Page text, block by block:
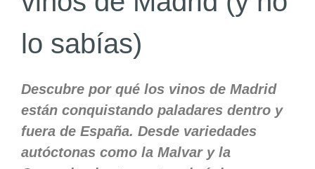
lo sabías)
Descubre por qué los vinos de Madrid
están conquistando paladares dentro y
fuera de España. Desde variedades
autóctonas como la Malvar y la